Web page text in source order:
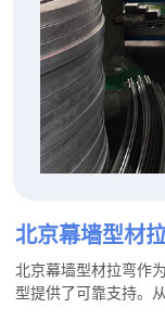
北京幕墙型材
北京幕墙型材拉弯作
型提供了可靠支持。